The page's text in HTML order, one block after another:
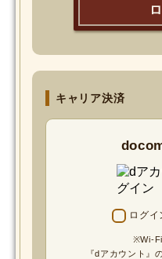
キャリア決済
ログイ
※Wi-Fi
『dアカウント』
SHIHO’s